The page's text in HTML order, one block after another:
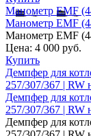
Манометр EMF
Манометр EMF
Манометр EMF
Цена: 4 000 руб.
Купить
Демпфер для
257/307/367 | RW
Демпфер для
257/307/367 | RW
Демпфер для